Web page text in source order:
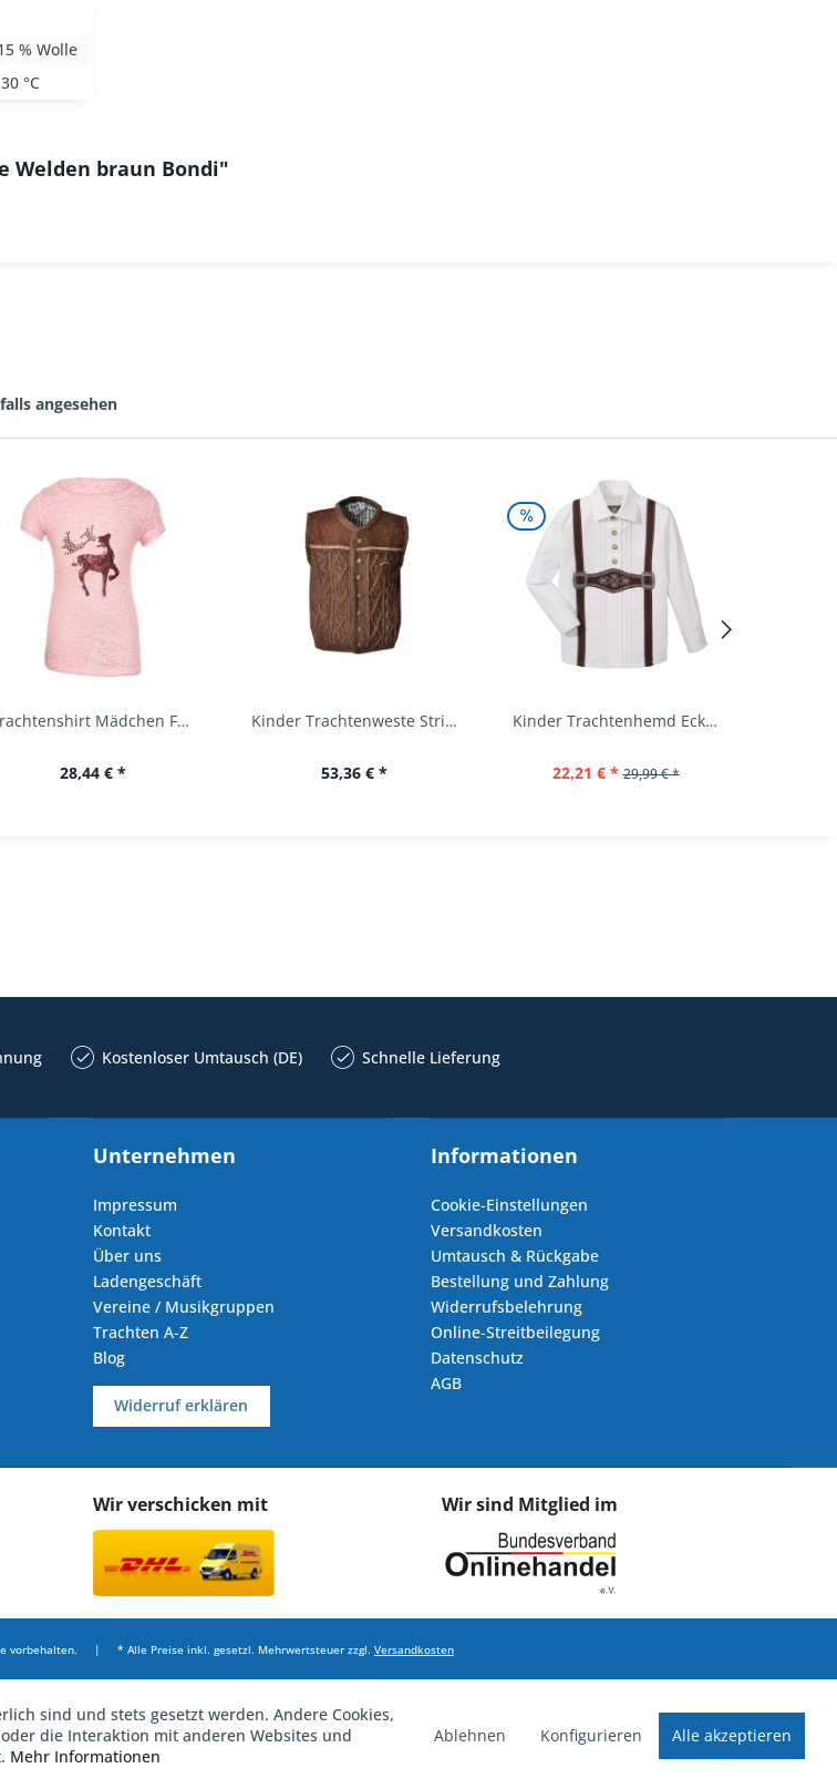
% Wolle
°C
Welden braun Bondi"
angesehen
Trachtenshirt Mädchen Feli Kids rosa orchidee...
28,44 € *
Kinder Trachtenweste Strickweste Schirmitz...
53,36 € *
Kinder Trachtenhemd Eckersdorf weiß lang...
22,21 € * 29,99 € *
Kostenloser Umtausch (DE) Schnelle Lieferung
Unternehmen
Impressum
Kontakt
Über uns
Ladengeschäft
Vereine / Musikgruppen
Trachten A-Z
Blog
Widerruf erklären
Informationen
Cookie-Einstellungen
Versandkosten
Umtausch & Rückgabe
Bestellung und Zahlung
Widerrufsbelehrung
Online-Streitbeilegung
Datenschutz
AGB
Wir verschicken mit Wir sind Mitglied im
vorbehalten. | * Alle Preise inkl. gesetzl. Mehrwertsteuer zzgl. Versandkosten
sind und stets gesetzt werden. Andere Cookies,
die Interaktion mit anderen Websites und
Mehr Informationen
Ablehnen Konfigurieren Alle akzeptieren